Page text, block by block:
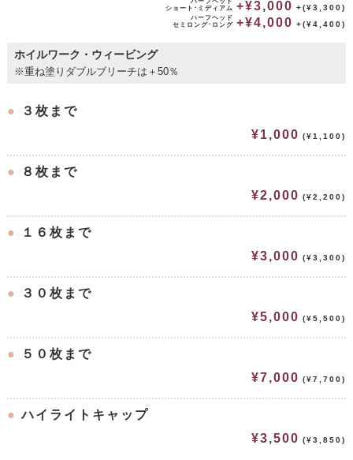
ショート･ミディアム +¥3,000 +(¥3,300)
ハーフヘッド
セミロング･ロング +¥4,000 +(¥4,400)
ホイルワーク・ウィービング
※重ね塗りダブルブリーチは＋50％
●
３枚まで
¥1,000 (¥1,100)
●
８枚まで
¥2,000 (¥2,200)
●
１６枚まで
¥3,000 (¥3,300)
●
３０枚まで
¥5,000 (¥5,500)
●
５０枚まで
¥7,000 (¥7,700)
●ハイライトキャップ
¥3,500 (¥3,850)